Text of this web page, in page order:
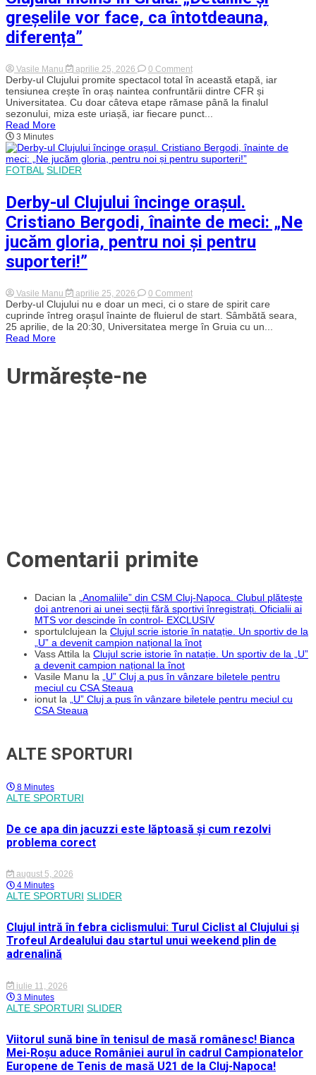
„U”
greșelile vor face, ca întotdeauna,
diferența”
Vasile Manu aprilie 25, 2026 0 Commenton
Daniel
Pancu
prevede
un
derby
încins
în
Gruia.
vor
ca
întotdeauna,
diferența”
Derby-ul Clujului promite spectacol total în această etapă, iar
tensiunea crește în oraș naintea confruntării dintre CFR și
Universitatea. Cu doar câteva etape rămase până la finalul
sezonului, miza este uriașă, iar fiecare punct...
Read More
3 Minutes
FOTBAL SLIDER
Derby-ul Clujului încinge orașul.
Cristiano Bergodi, înainte de meci: „Ne
jucăm gloria, pentru noi și pentru
suporteri!”
Vasile Manu aprilie 25, 2026 0 Commenton
Derby-
ul
Clujului
încinge
Derby-ul Clujului nu e doar un meci, ci o stare de spirit care
cuprinde întreg orașul înainte de fluierul de start. Sâmbătă seara,
25 aprilie, de la 20:30, Universitatea merge în Gruia cu un...
Read More
Urmărește-ne
Comentarii primite
Dacian la
„Anomaliile” din CSM Cluj-Napoca. Clubul plătește
doi antrenori ai unei secții fără sportivi înregistrați. Oficialii ai
MTS vor descinde în control- EXCLUSIV
sportulclujean la Clujul scrie istorie în natație. Un sportiv de la
„U” a devenit campion național la înot
Vass Attila la Clujul scrie istorie în natație. Un sportiv de la „U”
a devenit campion național la înot
Vasile Manu la
„U” Cluj a pus în vânzare biletele pentru
meciul cu CSA Steaua
ionut la
„U” Cluj a pus în vânzare biletele pentru meciul cu
CSA Steaua
ALTE SPORTURI
8 Minutes
ALTE SPORTURI
De ce apa din jacuzzi este lăptoasă și cum rezolvi
problema corect
august 5, 2026
4 Minutes
ALTE SPORTURI SLIDER
Clujul intră în febra ciclismului: Turul Ciclist al Clujului și
Trofeul Ardealului dau startul unui weekend plin de
adrenalină
iulie 11, 2026
3 Minutes
ALTE SPORTURI SLIDER
Viitorul sună bine în tenisul de masă românesc! Bianca
Mei-Roșu aduce României aurul în cadrul Campionatelor
Europene de Tenis de masă U21 de la Cluj-Napoca!